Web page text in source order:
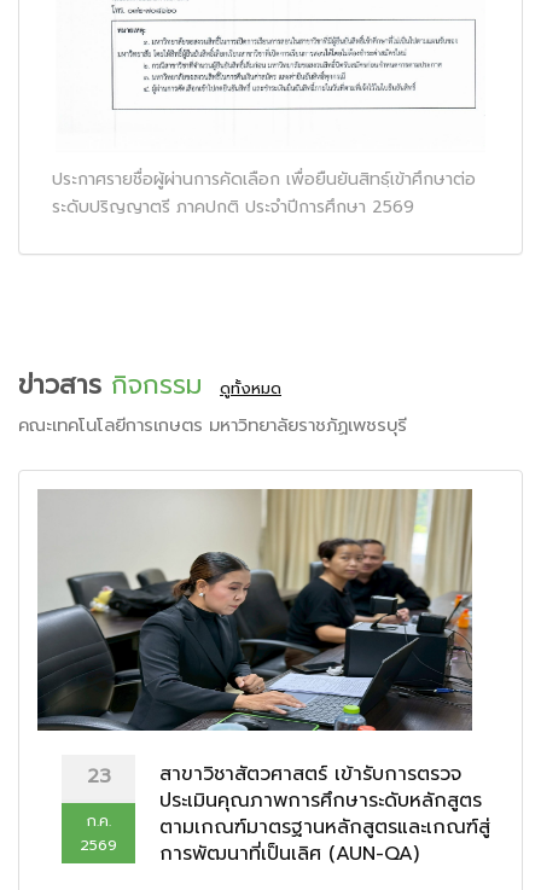
ประกาศรายชื่อผู้ผ่านการคัดเลือก เพื่อยืนยันสิทธฺ์เข้าศึกษาต่อ
ระดับปริญญาตรี ภาคปกติ ประจำปีการศึกษา 2569
ข่าวสาร กิจกรรม ดูทั้งหมด
คณะเทคโนโลยีการเกษตร มหาวิทยาลัยราชภัฏเพชรบุรี
23
ก.ค.
2569
สาขาวิชาสัตวศาสตร์ เข้ารับการตรวจ
ประเมินคุณภาพการศึกษาระดับหลักสูตร
ตามเกณฑ์มาตรฐานหลักสูตรและเกณฑ์สู่
การพัฒนาที่เป็นเลิศ (AUN-QA)